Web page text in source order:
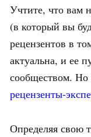
Учтите, что вам
(в который вы
рецензентов в
актуальна, и ее
сообществом. Но
рецензенты-
Определяя свою